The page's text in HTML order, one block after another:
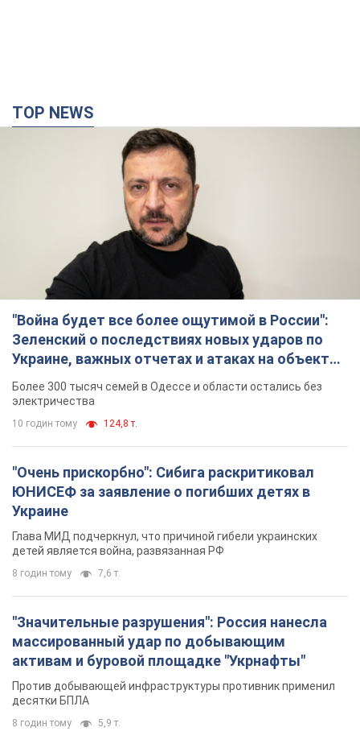
TOP NEWS
"Война будет все более ощутимой в России":
Зеленский о последствиях новых ударов по
Украине, важных отчетах и атаках на объекты
противника. Видео
Более 300 тысяч семей в Одессе и области остались без
электричества
10 годин тому 124,8 т.
"Очень прискорбно": Сибига раскритиковал
ЮНИСЕФ за заявление о погибших детях в
Украине
Глава МИД подчеркнул, что причиной гибели украинских
детей является война, развязанная РФ
8 годин тому 7,6 т.
"Значительные разрушения": Россия нанесла
массированный удар по добывающим
активам и буровой площадке "Укрнафты"
Против добывающей инфраструктуры противник применил
десятки БПЛА
8 годин тому 5,9 т.